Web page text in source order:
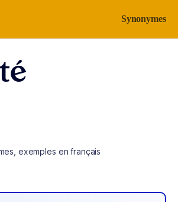
Synonymes
exemples en français